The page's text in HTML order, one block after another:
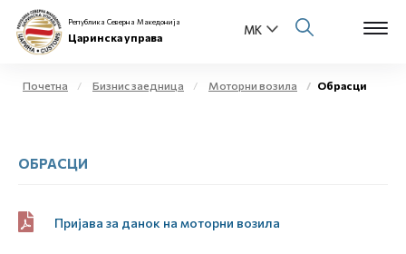
Бизнис заедница
Република Северна Македонија
Царинска управа
Почетна Бизнис заедница Моторни возила Обрасци
ОБРАСЦИ
Пријава за данок на моторни возила